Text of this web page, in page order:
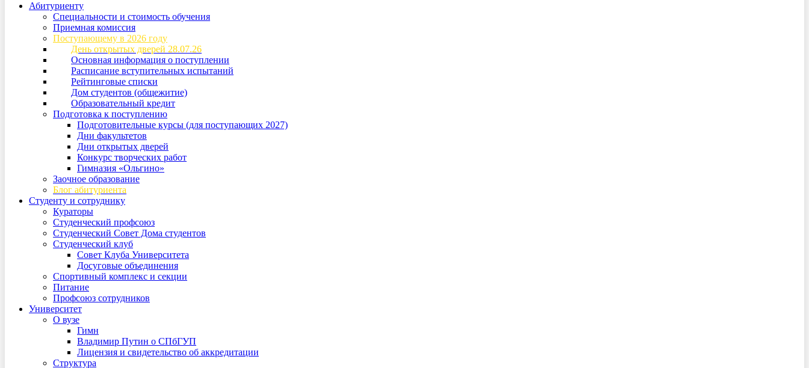
Абитуриенту
Специальности и стоимость обучения
Приемная комиссия
Поступающему в 2026 году
День открытых дверей 28.07.26
Основная информация о поступлении
Расписание вступительных испытаний
Рейтинговые списки
Дом студентов (общежитие)
Образовательный кредит
Подготовка к поступлению
Подготовительные курсы (для поступающих 2027)
Дни факультетов
Дни открытых дверей
Конкурс творческих работ
Гимназия «Ольгино»
Заочное образование
Блог абитуриента
Студенту и сотруднику
Кураторы
Студенческий профсоюз
Студенческий Совет Дома студентов
Студенческий клуб
Совет Клуба Университета
Досуговые объединения
Спортивный комплекс и секции
Питание
Профсоюз сотрудников
Университет
О вузе
Гимн
Владимир Путин о СПбГУП
Лицензия и свидетельство об аккредитации
Структура